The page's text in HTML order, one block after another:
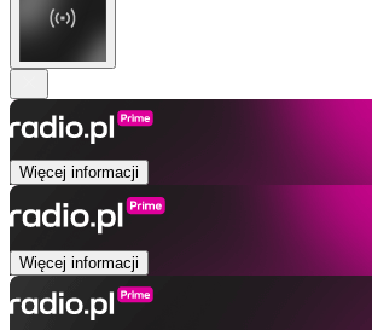
Więcej informacji
Więcej informacji